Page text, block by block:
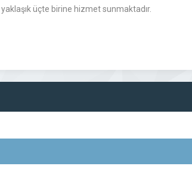
üçte birine hizmet sunmaktadır.